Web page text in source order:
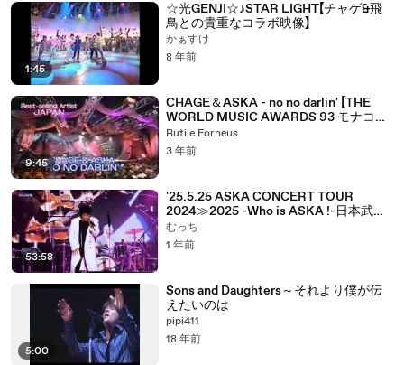
1:45
☆光GENJI☆♪STAR LIGHT【チャゲ&飛
鳥との貴重なコラボ映像】
かぁすけ
8 年前
9:45
CHAGE＆ASKA - no no darlin' 【THE
WORLD MUSIC AWARDS 93 モナコ音
楽祭93 ハイレゾ Hi-Res】
Rutile Forneus
3 年前
53:58
'25.5.25 ASKA CONCERT TOUR
2024≫2025 -Who is ASKA !-日本武道
館2.14 No.3
むっち
1 年前
5:00
Sons and Daughters～それより僕が伝
えたいのは
pipi411
18 年前